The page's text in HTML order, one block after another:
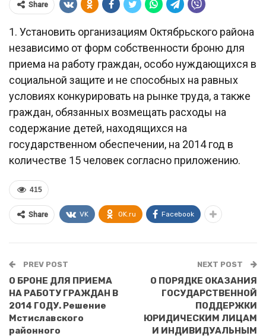
Share
1. Установить организациям Октябрьского района
независимо от форм собственности броню для
приема на работу граждан, особо нуждающихся в
социальной защите и не способных на равных
условиях конкурировать на рынке труда, а также
граждан, обязанных возмещать расходы на
содержание детей, находящихся на
государственном обеспечении, на 2014 год в
количестве 15 человек согласно приложению.
415
Share VK OK.ru Facebook
PREV POST
О БРОНЕ ДЛЯ ПРИЕМА
НА РАБОТУ ГРАЖДАН В
2014 ГОДУ. Решение
Мстиславского
районного
NEXT POST
О ПОРЯДКЕ ОКАЗАНИЯ
ГОСУДАРСТВЕННОЙ
ПОДДЕРЖКИ
ЮРИДИЧЕСКИМ ЛИЦАМ
И ИНДИВИДУАЛЬНЫМ